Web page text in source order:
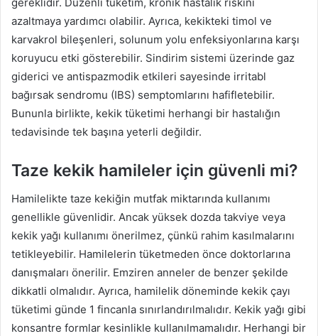
azaltmaya yardımcı olabilir. Ayrıca, kekikteki timol ve
karvakrol bileşenleri, solunum yolu enfeksiyonlarına karşı
koruyucu etki gösterebilir. Sindirim sistemi üzerinde gaz
giderici ve antispazmodik etkileri sayesinde irritabl
bağırsak sendromu (IBS) semptomlarını hafifletebilir.
Bununla birlikte, kekik tüketimi herhangi bir hastalığın
tedavisinde tek başına yeterli değildir.
Taze kekik hamileler için güvenli mi?
Hamilelikte taze kekiğin mutfak miktarında kullanımı
genellikle güvenlidir. Ancak yüksek dozda takviye veya
kekik yağı kullanımı önerilmez, çünkü rahim kasılmalarını
tetikleyebilir. Hamilelerin tüketmeden önce doktorlarına
danışmaları önerilir. Emziren anneler de benzer şekilde
dikkatli olmalıdır. Ayrıca, hamilelik döneminde kekik çayı
tüketimi günde 1 fincanla sınırlandırılmalıdır. Kekik yağı gibi
konsantre formlar kesinlikle kullanılmamalıdır. Herhangi bir